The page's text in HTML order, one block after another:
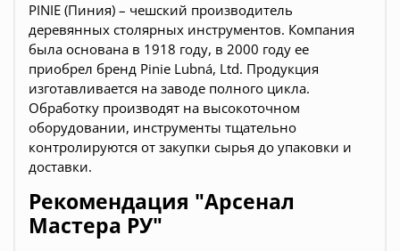
PINIE (Пиния) – чешский производитель
деревянных столярных инструментов. Компания
была основана в 1918 году, в 2000 году ее
приобрел бренд Pinie Lubná, Ltd. Продукция
изготавливается на заводе полного цикла.
Обработку производят на высокоточном
оборудовании, инструменты тщательно
контролируются от закупки сырья до упаковки и
доставки.
Рекомендация "Арсенал
Мастера РУ"